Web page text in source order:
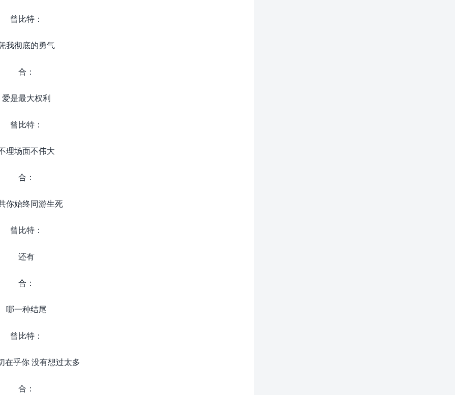
曾比特：
我彻底的勇气
合：
爱是最大权利
曾比特：
理场面不伟大
合：
你始终同游生死
曾比特：
还有
合：
哪一种结尾
曾比特：
在乎你 没有想过太多
合：